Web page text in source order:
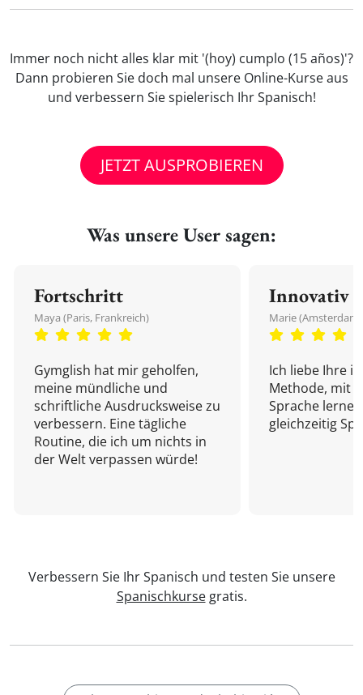
Immer noch nicht alles klar mit '(hoy) cumplo (15 años)'?
Dann probieren Sie doch mal unsere Online-Kurse aus
und verbessern Sie spielerisch Ihr Spanisch!
JETZT AUSPROBIEREN
Was unsere User sagen:
Fortschritt
Maya (Paris, Frankreich)
Gymglish hat mir geholfen,
meine mündliche und
schriftliche Ausdrucksweise zu
verbessern. Eine tägliche
Routine, die ich um nichts in
der Welt verpassen würde!
Innovativ
Marie
Ich liebe Ihre
Methode, mit
Sprache
gleichzeitig
Verbessern Sie Ihr Spanisch und testen Sie unsere
Spanischkursegratis.